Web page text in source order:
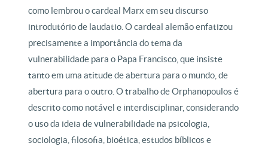
como lembrou o cardeal Marx em seu discurso
introdutório de laudatio. O cardeal alemão enfatizou
precisamente a importância do tema da
vulnerabilidade para o Papa Francisco, que insiste
tanto em uma atitude de abertura para o mundo, de
abertura para o outro. O trabalho de Orphanopoulos é
descrito como notável e interdisciplinar, considerando
o uso da ideia de vulnerabilidade na psicologia,
sociologia, filosofia, bioética, estudos bíblicos e